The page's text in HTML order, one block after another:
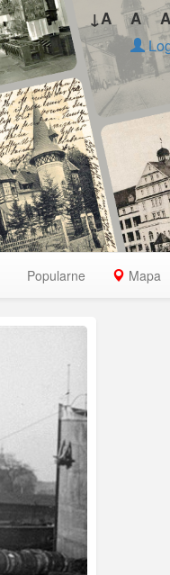
↓A A
Popularne Mapa